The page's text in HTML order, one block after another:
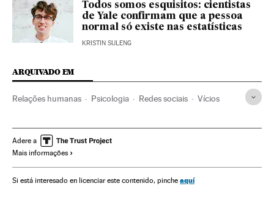
Todos somos esquisitos: cientistas
de Yale confirmam que a pessoa
normal só existe nas estatísticas
KRISTIN SULENG
ARQUIVADO EM
Relações humanas Psicologia Redes sociais Vícios
Adere a
Mais informações
Si está interesado en licenciar este contenido, pinche aquí